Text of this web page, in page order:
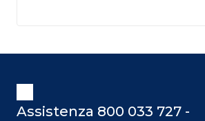
Assistenza 800 033 727 -